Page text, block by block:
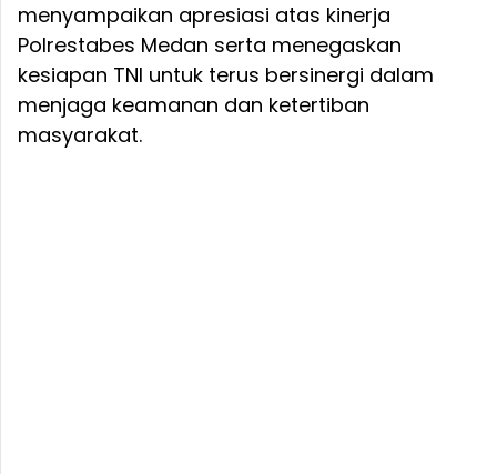
menyampaikan apresiasi atas kinerja
Polrestabes Medan serta menegaskan
kesiapan TNI untuk terus bersinergi dalam
menjaga keamanan dan ketertiban
masyarakat.